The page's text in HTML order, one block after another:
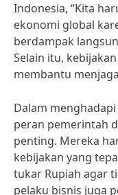
Indonesia, “Kita
ekonomi global
berdampak
Selain itu,
membantu
Dalam
peran pemerintah
penting. Mereka
kebijakan yang
tukar Rupiah agar
pelaku bisnis juga